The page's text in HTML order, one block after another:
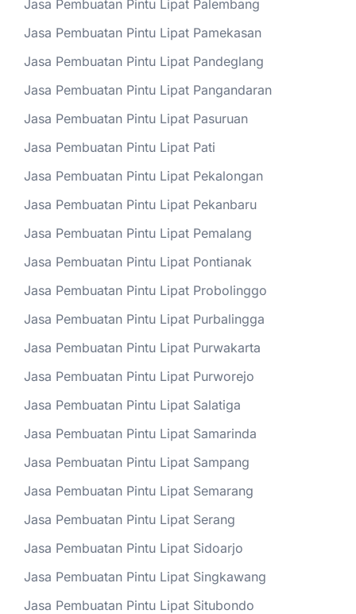
Jasa Pembuatan Pintu Lipat Palembang
Jasa Pembuatan Pintu Lipat Pamekasan
Jasa Pembuatan Pintu Lipat Pandeglang
Jasa Pembuatan Pintu Lipat Pangandaran
Jasa Pembuatan Pintu Lipat Pasuruan
Jasa Pembuatan Pintu Lipat Pati
Jasa Pembuatan Pintu Lipat Pekalongan
Jasa Pembuatan Pintu Lipat Pekanbaru
Jasa Pembuatan Pintu Lipat Pemalang
Jasa Pembuatan Pintu Lipat Pontianak
Jasa Pembuatan Pintu Lipat Probolinggo
Jasa Pembuatan Pintu Lipat Purbalingga
Jasa Pembuatan Pintu Lipat Purwakarta
Jasa Pembuatan Pintu Lipat Purworejo
Jasa Pembuatan Pintu Lipat Salatiga
Jasa Pembuatan Pintu Lipat Samarinda
Jasa Pembuatan Pintu Lipat Sampang
Jasa Pembuatan Pintu Lipat Semarang
Jasa Pembuatan Pintu Lipat Serang
Jasa Pembuatan Pintu Lipat Sidoarjo
Jasa Pembuatan Pintu Lipat Singkawang
Jasa Pembuatan Pintu Lipat Situbondo